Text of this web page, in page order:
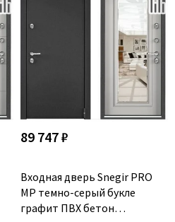
89 747 ₽
Входная дверь Snegir PRO
MP темно-серый букле
графит ПВХ бетон